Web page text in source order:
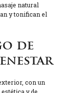
natural
y tonifican el
de
con un
y de